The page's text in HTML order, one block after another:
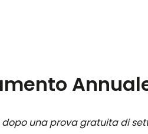
una prova gratuita di